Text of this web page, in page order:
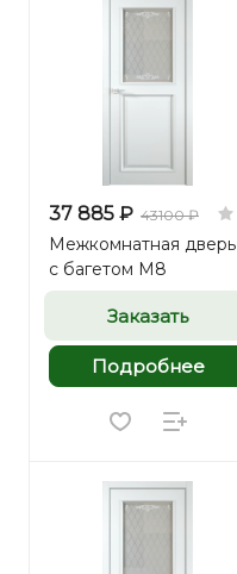
37 885 ₽ 43100 ₽
Межкомнатная дверь
с багетом М8
Заказать
Подробнее